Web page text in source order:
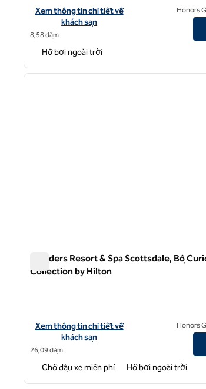
Xem chi tiết khách sạn The Scottsdale Resort
Xem thông tin chi tiết về
khách sạn
8,58 dặm
Honors
Hồ bơi ngoài trời
1/12
Boulders Resort & Spa Scottsdale, Bộ
Collection by Hilton
Xem chi tiết khách sạn cho Boulders Resort &
Xem thông tin chi tiết về
khách sạn
26,09 dặm
Honors
Chỗ đậu xe miễn phí Hồ bơi ngoài trời